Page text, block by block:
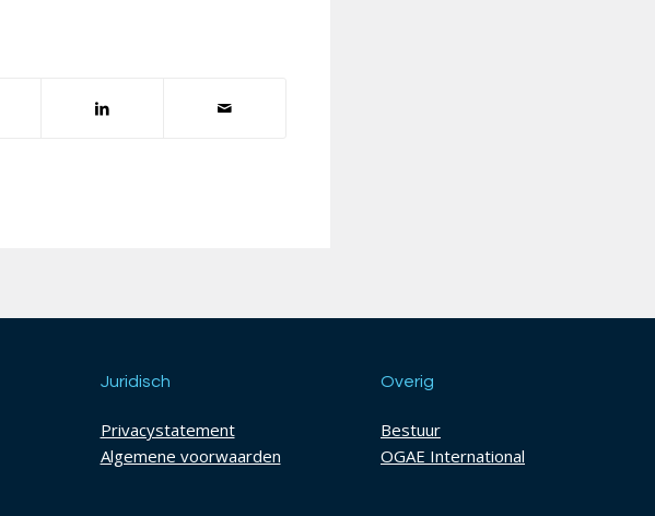
Juridisch
Privacystatement
Algemene voorwaarden
Overig
Bestuur
OGAE International